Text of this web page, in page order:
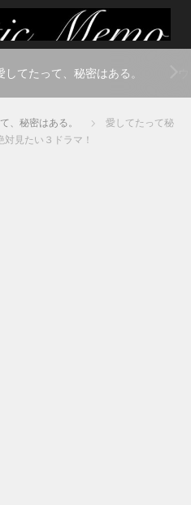
してたって、秘密はある。
、秘密はある。
愛してたって秘
見たい３ドラマ！